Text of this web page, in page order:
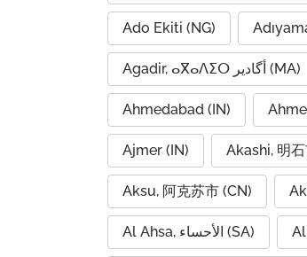
Ado Ekiti (NG)
Agadir, ⴰⴳⴰⴷⵉⵔ أگادیر (MA)
Ahmedabad (IN)
Ajmer (IN) Akashi, 明
Aksu, 阿克苏市 (CN)
Al Ahsa, الأحساء (SA)